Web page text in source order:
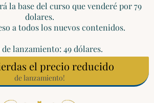
la base del curso que venderé por 79
dolares.
a todos los nuevos contenidos.
lanzamiento: 49 dólares.
el precio reducido
de lanzamiento!